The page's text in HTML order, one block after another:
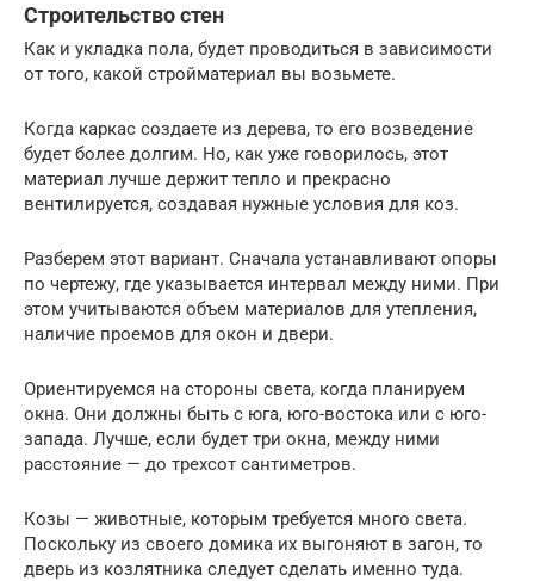
Строительство стен
Как и укладка пола, будет проводиться в зависимости
от того, какой стройматериал вы возьмете.
Когда каркас создаете из дерева, то его возведение
будет более долгим. Но, как уже говорилось, этот
материал лучше держит тепло и прекрасно
вентилируется, создавая нужные условия для коз.
Разберем этот вариант. Сначала устанавливают опоры
по чертежу, где указывается интервал между ними. При
этом учитываются объем материалов для утепления,
наличие проемов для окон и двери.
Ориентируемся на стороны света, когда планируем
окна. Они должны быть с юга, юго-востока или с юго-
запада. Лучше, если будет три окна, между ними
расстояние — до трехсот сантиметров.
Козы — животные, которым требуется много света.
Поскольку из своего домика их выгоняют в загон, то
дверь из козлятника следует сделать именно туда.